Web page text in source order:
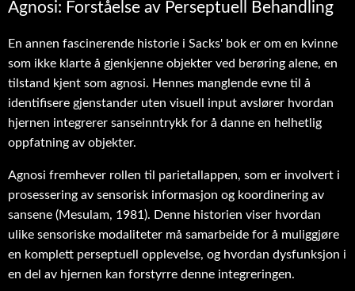
Agnosi: Forståelse av Perseptuell Behandling
En annen fascinerende historie i Sacks' bok er om en kvinne
som ikke klarte å gjenkjenne objekter ved berøring alene, en
tilstand kjent som agnosi. Hennes manglende evne til å
identifisere gjenstander uten visuell input avslører hvordan
hjernen integrerer sanseinntrykk for å danne en helhetlig
oppfatning av objekter.
Agnosi fremhever rollen til parietallappen, som er involvert i
prosessering av sensorisk informasjon og koordinering av
sansene (Mesulam, 1981). Denne historien viser hvordan
ulike sensoriske modaliteter må samarbeide for å muliggjøre
en komplett perseptuell opplevelse, og hvordan dysfunksjon i
en del av hjernen kan forstyrre denne integreringen.